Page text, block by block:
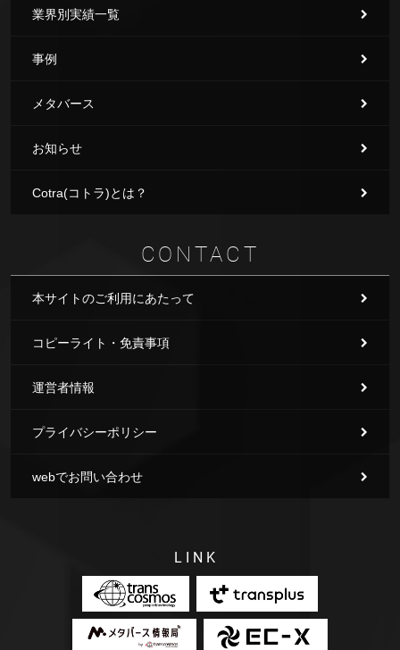
業界別実績一覧
事例
メタバース
お知らせ
Cotra(コトラ)とは？
CONTACT
本サイトのご利用にあたって
コピーライト・免責事項
運営者情報
プライバシーポリシー
webでお問い合わせ
LINK